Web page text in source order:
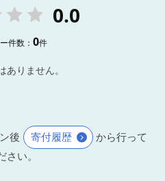
0.0
件数：0件
ありません。
後 寄付履歴
から行って
さい。